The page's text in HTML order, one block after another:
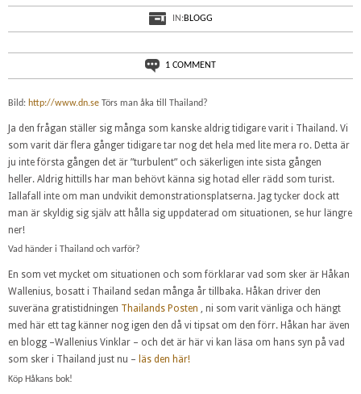
IN:BLOGG
1 COMMENT
Bild: http://www.dn.se Törs man åka till Thailand?
Ja den frågan ställer sig många som kanske aldrig tidigare varit i Thailand. Vi
som varit där flera gånger tidigare tar nog det hela med lite mera ro. Detta är
ju inte första gången det är ”turbulent” och säkerligen inte sista gången
heller. Aldrig hittills har man behövt känna sig hotad eller rädd som turist.
Iallafall inte om man undvikit demonstrationsplatserna. Jag tycker dock att
man är skyldig sig själv att hålla sig uppdaterad om situationen, se hur längre
ner!
Vad händer i Thailand och varför?
En som vet mycket om situationen och som förklarar vad som sker är Håkan
Wallenius, bosatt i Thailand sedan många år tillbaka. Håkan driver den
suveräna gratistidningen Thailands Posten , ni som varit vänliga och hängt
med här ett tag känner nog igen den då vi tipsat om den förr. Håkan har även
en blogg –Wallenius Vinklar – och det är här vi kan läsa om hans syn på vad
som sker i Thailand just nu – läs den här!
Köp Håkans bok!